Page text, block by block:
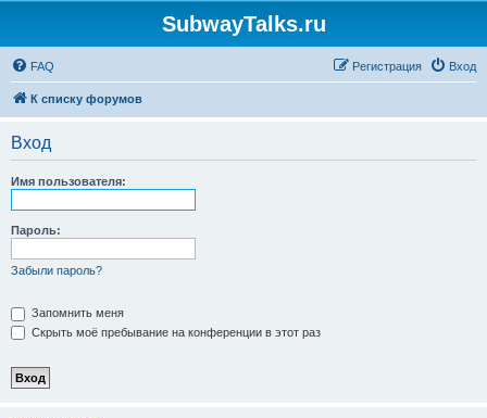
SubwayTalks.ru
FAQ Вход
Регистрация
К списку форумов
Вход
Имя пользователя:
Пароль:
Забыли пароль?
Запомнить меня
Скрыть моё пребывание на конференции в этот раз